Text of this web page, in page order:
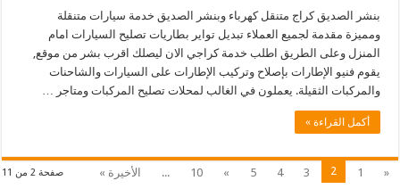
بنشر الصديق كراج متنقل كهرباء وبنشر الصديق خدمة سيارات متنقلة
ومميزة مقدمة لجميع العملاء تبديل تواير بطاريات تصليح السيارات امام
المنزل وعلى الطريق اطلب خدمة كراجي الان ليصلك اقرب بشر من موقع,
يقوم فنيو الإطارات بإصلاح وتركيب الإطارات على السيارات والشاحنات
والمركبات الثقيلة. يعملون في الغالب لمحلات تصليح المركبات ومتاجر …
أكمل القراءة »
صفحة 2 من 11 «
1
2
3
4
5
»
10
... الأخيرة »